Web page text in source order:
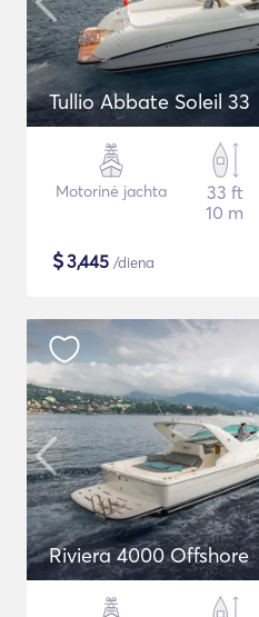
Tullio Abbate Soleil 33
Motorinė jachta
33 ft
10 m
$3,445 /diena
Riviera 4000 Offshore